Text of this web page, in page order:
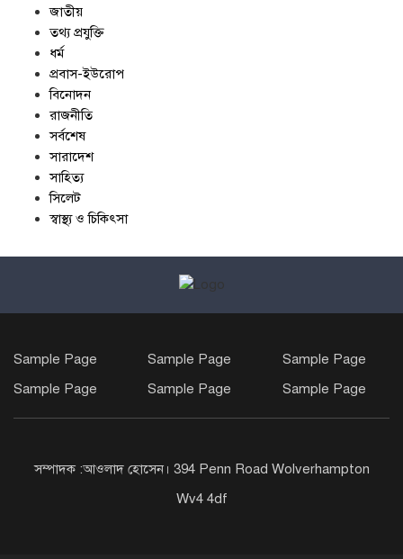
জাতীয়
তথ্য প্রযুক্তি
ধর্ম
প্রবাস-ইউরোপ
বিনোদন
রাজনীতি
সর্বশেষ
সারাদেশ
সাহিত্য
সিলেট
স্বাস্থ্য ও চিকিৎসা
Sample Page Sample Page
Sample Page
Sample Page
Sample Page Sample Page
সম্পাদক :আওলাদ হোসেন। 394 Penn Road Wolverhampton
Wv4 4df